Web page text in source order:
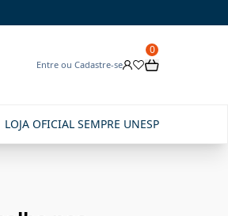
Entre ou Cadastre-se
0
LOJA OFICIAL SEMPRE UNESP